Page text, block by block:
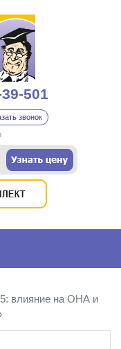
501
звонок
влияние на ОНА и